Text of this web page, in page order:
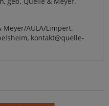
AULA/Limpert,
kontakt@quelle-